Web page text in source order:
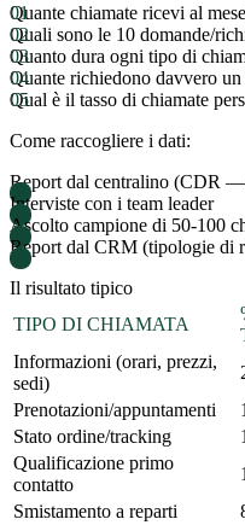
Quante chiamate ricevi al
Quali sono le 10 domande/
Quanto dura ogni tipo di
Quante richiedono davvero un
Qual è il tasso di chiamate
Come raccogliere i dati:
Report dal centralino (CDR
Interviste con i team leader
Ascolto campione di 50-100
Report dal CRM (tipologie di
Il risultato tipico
TIPO DI CHIAMATA
Informazioni (orari, prezzi,
sedi)
Prenotazioni/appuntamenti
Stato ordine/tracking
Qualificazione primo
contatto
Smistamento a reparti